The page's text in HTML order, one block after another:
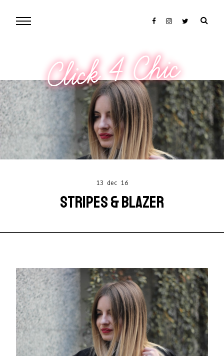
Click 4 Chic
13 dec 16
STRIPES & BLAZER